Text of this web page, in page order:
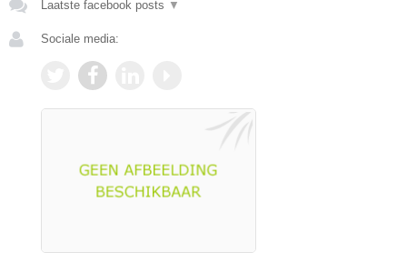
Laatste facebook posts ▼
Sociale media: